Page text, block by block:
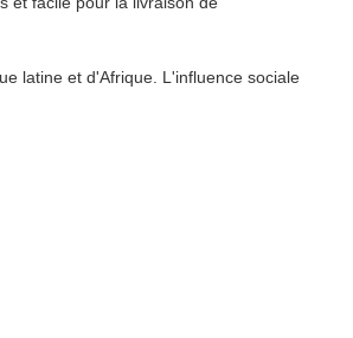
latine et d'Afrique. L'influence sociale